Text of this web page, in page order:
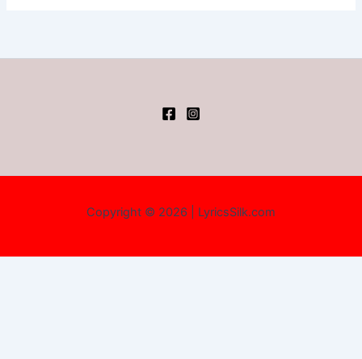
Copyright © 2026 | LyricsSilk.com